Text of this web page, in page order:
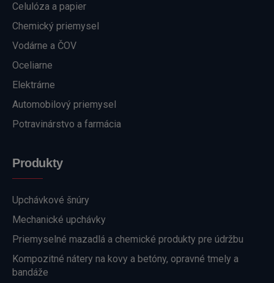
Celulóza a papier
Chemický priemysel
Vodárne a ČOV
Oceliarne
Elektrárne
Automobilový priemysel
Potravinárstvo a farmácia
Produkty
Upchávkové šnúry
Mechanické upchávky
Priemyselné mazadlá a chemické produkty pre údržbu
Kompozitné nátery na kovy a betóny, opravné tmely a
bandáže